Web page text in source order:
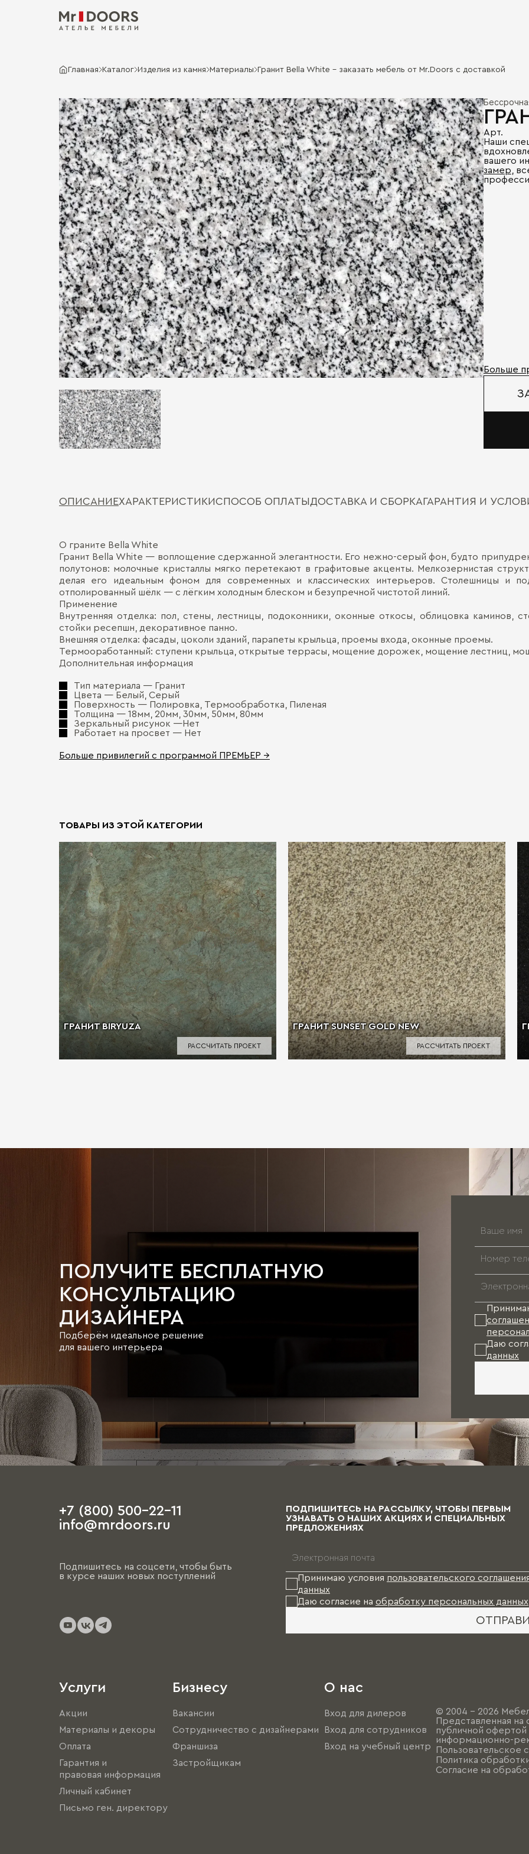
Главная Каталог Изделия из камня Материалы Гранит Bella White - заказать мебель от Mr.Doors с доставкой
Арт.
Наши
вашего
замер ,
Больше
ОПИСАНИЕХАРАКТЕРИСТИКИСПОСОБ ОПЛАТЫДОСТАВКА И СБОРКАГАРАНТИЯ И
О граните Bella White
Гранит Bella White — воплощение сдержанной элегантности. Его нежно-серый фон, будто
полутонов: молочные кристаллы мягко перетекают в графитовые акценты. Мелкозернистая
делая его идеальным фоном для современных и классических интерьеров. Столешницы и
отполированный шёлк — с лёгким холодным блеском и безупречной чистотой линий.
Применение
Внутренняя отделка: пол, стены, лестницы, подоконники, оконные откосы, облицовка каминов,
стойки ресепшн, декоративное панно.
Внешняя отделка: фасады, цоколи зданий, парапеты крыльца, проемы входа, оконные проемы.
Термооработанный: ступени крыльца, открытые террасы, мощение дорожек, мощение лестниц,
Дополнительная информация
Тип материала — Гранит
Цвета — Белый, Серый
Поверхность — Полировка, Термообработка, Пиленая
Толщина — 18мм, 20мм, 30мм, 50мм, 80мм
Зеркальный рисунок —Нет
Работает на просвет — Нет
Больше привилегий с программой ПРЕМЬЕР →
ТОВАРЫ ИЗ ЭТОЙ КАТЕГОРИИ
ГРАНИТ BIRYUZA
РАССЧИТАТЬ ПРОЕКТ
ГРАНИТ SUNSET GOLD NEW
РАССЧИТАТЬ ПРОЕКТ
ПОЛУЧИТЕ БЕСПЛАТНУЮ
КОНСУЛЬТАЦИЮ
ДИЗАЙНЕРА
Подберём идеальное решение
для вашего интерьера
Даю
данных
+7 (800) 500-22-11
info@mrdoors.ru
Подпишитесь на соцсети, чтобы быть
в курсе наших новых поступлений
ПОДПИШИТЕСЬ НА РАССЫЛКУ, ЧТОБЫ ПЕРВЫМ
УЗНАВАТЬ О НАШИХ АКЦИЯХ И СПЕЦИАЛЬНЫХ
ПРЕДЛОЖЕНИЯХ
Принимаю условия пользовательского
данных
Даю согласие на обработку персональных данных
Услуги
Акции
Материалы и декоры
Оплата
Гарантия и
правовая информация
Личный кабинет
Письмо ген. директору
Бизнесу
Вакансии
Сотрудничество с дизайнерами
Франшиза
Застройщикам
О нас
Вход для дилеров
Вход для сотрудников
Вход на учебный центр
© 2004 - 2026
Представленная на
публичной офертой
информационно-
Пользовательское
Политика
Согласие на